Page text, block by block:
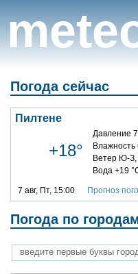
Погода сейчас
Пилтене
+18°
Давление
Влажность
Ветер Ю-З,
Вода +19
7 авг, Пт, 15:00 Прогноз
Погода по